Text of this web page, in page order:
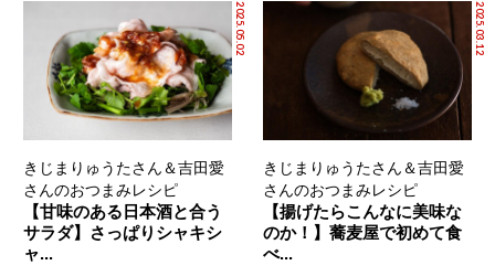
2025.05.02
きじまりゅうたさん＆吉田愛
さんのおつまみレシピ
【甘味のある日本酒と合う
サラダ】さっぱりシャキシ
ャ...
2025.03.12
きじまりゅうたさん＆吉田愛
さんのおつまみレシピ
【揚げたらこんなに美味な
のか！】蕎麦屋で初めて食
べ...